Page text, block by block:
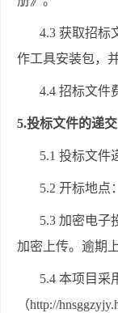
4.3 获取招标
作工具安装包，
4.4 招标文件
5.投标文件的递交
5.1 投标文件
5.2 开标地点
5.3 加密电子
加密上传。逾期
5.4 本项目采
（http://